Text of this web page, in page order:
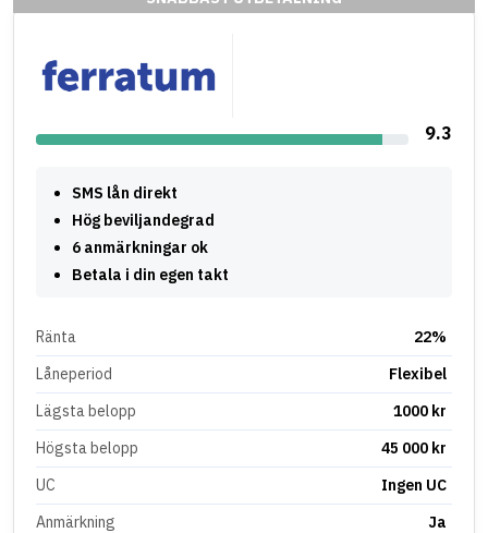
9.3
SMS lån direkt
Hög beviljandegrad
6 anmärkningar ok
Betala i din egen takt
Ränta
22%
Låneperiod
Flexibel
Lägsta belopp
1000 kr
Högsta belopp
45 000 kr
UC
Ingen UC
Anmärkning
Ja